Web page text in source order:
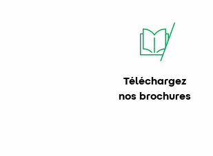
Téléchargez
nos brochures